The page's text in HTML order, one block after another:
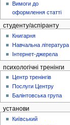
Вимоги до
оформлення статті
студенту/аспіранту
Книгарня
Навчальна література
Інтернет-джерела
психологічні тренінги
Центр тренінгів
Послуги Центру
Балінтовська група
установи
Київський